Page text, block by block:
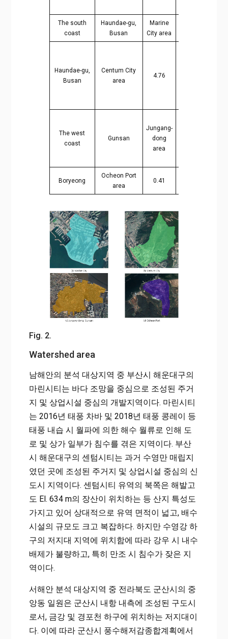
The south
coast
Haundae-gu,
Busan
Marine
City area
Haundae-gu,
Busan
Centum City
area
4.76
The west
coast
Gunsan
Jungang-
dong
area
Boryeong
Ocheon Port
area
0.41
Fig. 2.
Watershed area
남해안의 분석 대상지역 중 부산시 해운대구의
마린시티는 바다 조망을 중심으로 조성된 주거
지 및 상업시설 중심의 개발지역이다. 마린시티
는 2016년 태풍 차바 및 2018년 태풍 콩레이 등
태풍 내습 시 월파에 의한 해수 월류로 인해 도
로 및 상가 일부가 침수를 겪은 지역이다. 부산
시 해운대구의 센텀시티는 과거 수영만 매립지
였던 곳에 조성된 주거지 및 상업시설 중심의 신
도시 지역이다. 센텀시티 유역의 북쪽은 해발고
도 El. 634 m의 장산이 위치하는 등 산지 특성도
가지고 있어 상대적으로 유역 면적이 넓고, 배수
시설의 규모도 크고 복잡하다. 하지만 수영강 하
구의 저지대 지역에 위치함에 따라 강우 시 내수
배제가 불량하고, 특히 만조 시 침수가 잦은 지
역이다.
서해안 분석 대상지역 중 전라북도 군산시의 중
앙동 일원은 군산시 내항 내측에 조성된 구도시
로서, 금강 및 경포천 하구에 위치하는 저지대이
다. 이에 따라 군산시 풍수해저감종합계획에서